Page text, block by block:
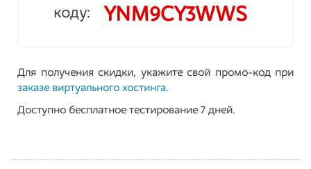
коду:
YNM9CY3WWS
Для получения скидки, укажите свой промо-код при
заказе виртуального хостинга.
Доступно бесплатное тестирование 7 дней.